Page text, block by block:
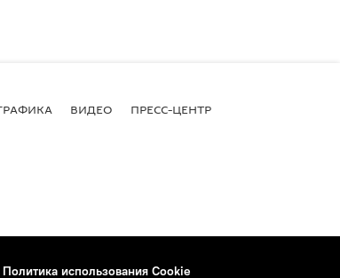
ВИДЕО ПРЕСС-ЦЕНТР
Политика использования Cookie